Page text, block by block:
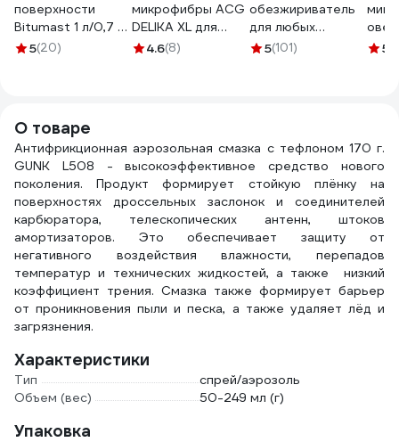
поверхности
Bitumast 1 л/0,7 кг
4607952901148
5(20)
микрофибры ACG
DELIKA XL для
деликатной сушки
4.6(8)
обезжириватель
для любых
поверхностей
5(101) 5
О товаре
Антифрикционная аэрозольная смазка с тефлоном 170 г.
GUNK L508 - высокоэффективное средство нового
поколения. Продукт формирует стойкую плёнку на
поверхностях дроссельных заслонок и соединителей
карбюратора, телескопических антенн, штоков
амортизаторов. Это обеспечивает защиту от
негативного воздействия влажности, перепадов
температур и технических жидкостей, а также низкий
коэффициент трения. Смазка также формирует барьер
от проникновения пыли и песка, а также удаляет лёд и
загрязнения.
Характеристики
Тип
спрей/аэрозоль
Объем (вес)
50-249 мл (г)
Упаковка